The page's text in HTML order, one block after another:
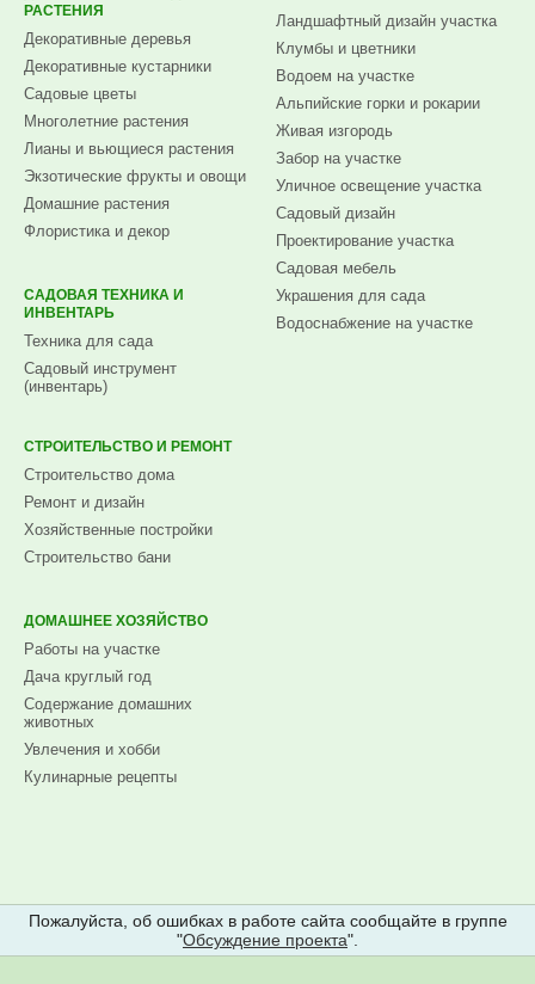
РАСТЕНИЯ
Декоративные деревья
Декоративные кустарники
Садовые цветы
Многолетние растения
Лианы и вьющиеся растения
Экзотические фрукты и овощи
Домашние растения
Флористика и декор
САДОВАЯ ТЕХНИКА И
ИНВЕНТАРЬ
Техника для сада
Садовый инструмент
(инвентарь)
Ландшафтный дизайн участка
Клумбы и цветники
Водоем на участке
Альпийские горки и рокарии
Живая изгородь
Забор на участке
Уличное освещение участка
Садовый дизайн
Проектирование участка
Садовая мебель
Украшения для сада
Водоснабжение на участке
СТРОИТЕЛЬСТВО И РЕМОНТ
Строительство дома
Ремонт и дизайн
Хозяйственные постройки
Строительство бани
ДОМАШНЕЕ ХОЗЯЙСТВО
Работы на участке
Дача круглый год
Содержание домашних
животных
Увлечения и хобби
Кулинарные рецепты
Пожалуйста, об ошибках в работе сайта сообщайте в группе
"Обсуждение проекта".